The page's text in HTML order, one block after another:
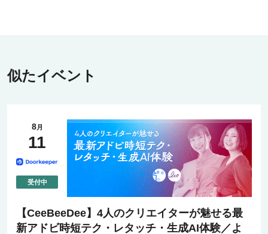
似たイベント
8月
11
【CeeBeeDee】4人のクリエイターが魅せる最
新アドビ時短テク・レタッチ・生成AI体験／よ